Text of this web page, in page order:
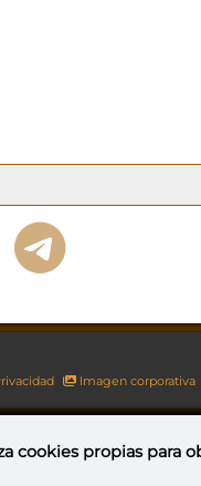
Imagen corporativa
Esta
cookies propiaspara